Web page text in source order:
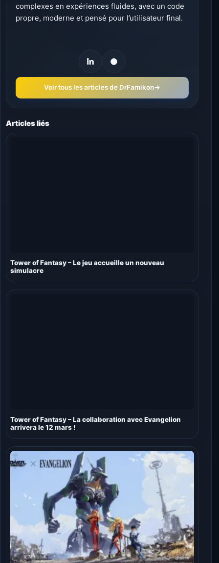
complexes en expériences fluides, avec un code
propre, moderne et pensé pour l’utilisateur final.
Voir tous les articles de DrFamikon→
Articles liés
Tower of Fantasy – Le jeu accueille un nouveau
simulacre
Tower of Fantasy – La collaboration avec Evangelion
arrivera le 12 mars !